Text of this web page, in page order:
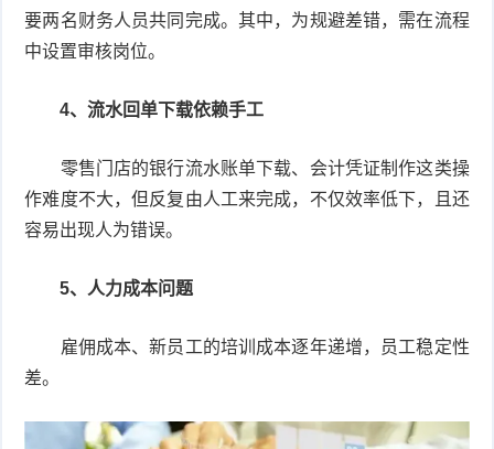
要两名财务人员共同完成。其中，为规避差错，需在流程
中设置审核岗位。
4、流水回单下载依赖手工
零售门店的银行流水账单下载、会计凭证制作这类操
作难度不大，但反复由人工来完成，不仅效率低下，且还
容易出现人为错误。
5、人力成本问题
雇佣成本、新员工的培训成本逐年递增，员工稳定性
差。